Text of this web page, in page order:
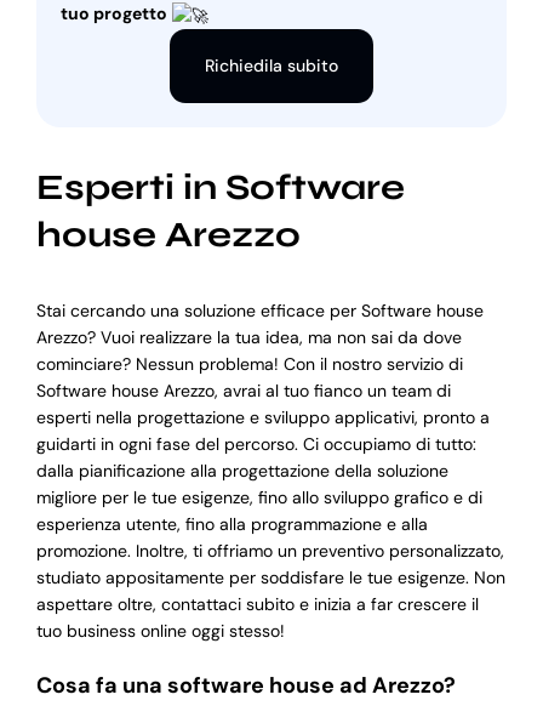
tuo progetto
Richiedila subito
Esperti in Software
house Arezzo
Stai cercando una soluzione efficace per Software house
Arezzo? Vuoi realizzare la tua idea, ma non sai da dove
cominciare? Nessun problema! Con il nostro servizio di
Software house Arezzo, avrai al tuo fianco un team di
esperti nella progettazione e sviluppo applicativi, pronto a
guidarti in ogni fase del percorso. Ci occupiamo di tutto:
dalla pianificazione alla progettazione della soluzione
migliore per le tue esigenze, fino allo sviluppo grafico e di
esperienza utente, fino alla programmazione e alla
promozione. Inoltre, ti offriamo un preventivo personalizzato,
studiato appositamente per soddisfare le tue esigenze. Non
aspettare oltre, contattaci subito e inizia a far crescere il
tuo business online oggi stesso!
Cosa fa una software house ad Arezzo?